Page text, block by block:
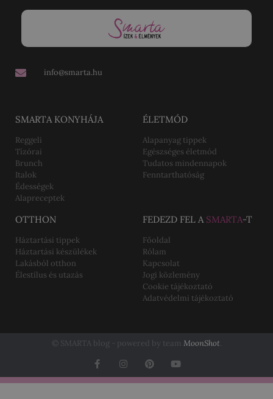
info@smarta.hu
SMARTA KONYHÁJA
Reggeli
Tízórai
Brunch
Italok
Édességek
Alapreceptek
ÉLETMÓD
Alapanyag tippek
Egészséges életmód
Tudatos mindennapok
Fenntarthatóság
OTTHON
Háztartási tippek
Háztartási készülékek
Lakásból otthon
Élestílus és utazás
FEDEZD FEL A SMARTA-T
Főoldal
Rólam
Kapcsolat
Jogi közlemény
Cookie tájékoztató
Adatvédelmi tájékoztató
© SMARTA blog - powered by team MoonShot.